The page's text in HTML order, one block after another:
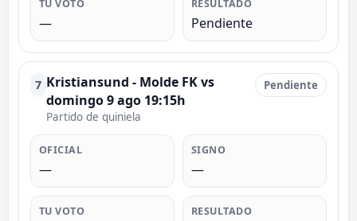
TU VOTO
—
RESULTADO
Pendiente
7 Kristiansund - Molde FK vs
domingo 9 ago 19:15h
Partido de quiniela
Pendiente
OFICIAL
—
SIGNO
—
TU VOTO RESULTADO